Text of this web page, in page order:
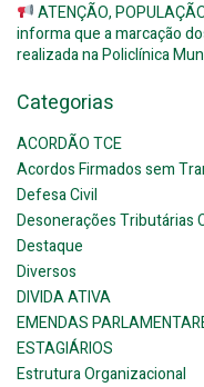
ATENÇÃO,
informa que a marcação
realizada na Policlínica
Categorias
ACORDÃO TCE
Acordos Firmados sem
Defesa Civil
Desonerações Tributárias
Destaque
Diversos
DIVIDA ATIVA
EMENDAS
ESTAGIÁRIOS
Estrutura Organizacional